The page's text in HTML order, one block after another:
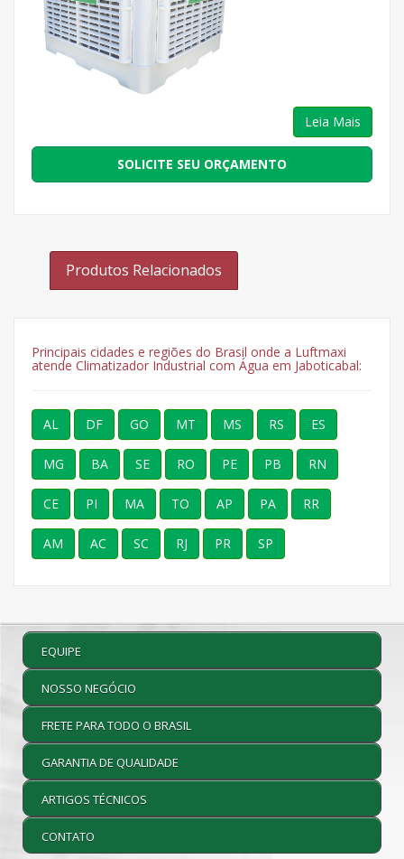
Leia Mais
SOLICITE SEU ORÇAMENTO
Produtos Relacionados
Principais cidades e regiões do Brasil onde a Luftmaxi
atende Climatizador Industrial com Água em Jaboticabal:
AL DF GO MT MS RS ES
MG BA SE RO PE PB RN
CE PI MA TO AP PA RR
AM AC SC RJ PR SP
EQUIPE
NOSSO NEGÓCIO
FRETE PARA TODO O BRASIL
GARANTIA DE QUALIDADE
ARTIGOS TÉCNICOS
CONTATO